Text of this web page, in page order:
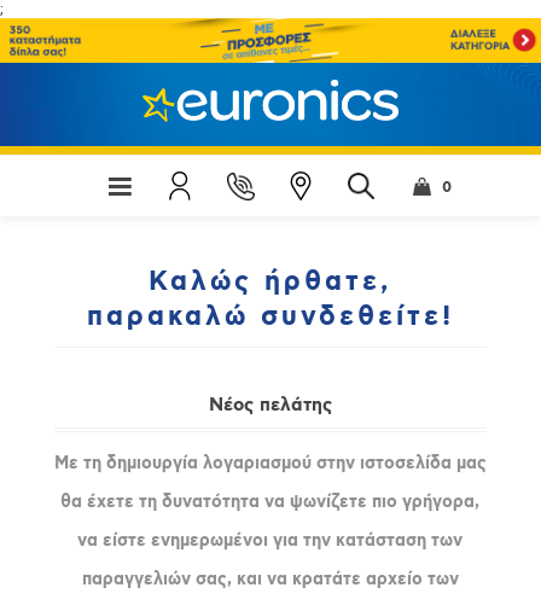
;
0
Καλώς ήρθατε,
παρακαλώ συνδεθείτε!
Νέος πελάτης
Με τη δημιουργία λογαριασμού στην ιστοσελίδα μας
θα έχετε τη δυνατότητα να ψωνίζετε πιο γρήγορα,
να είστε ενημερωμένοι για την κατάσταση των
παραγγελιών σας, και να κρατάτε αρχείο των